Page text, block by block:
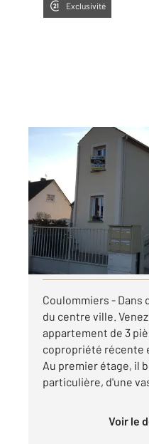
Exclusivité
COULOMMIERS 77
81,21 m
, 3 pièces
Ref : 25257
Appartement F3
890 €
par mois charges
Visiter le site dédié
Coulommiers - Dans
du centre ville.
appartement de 3
copropriété récente
Au premier étage, il
particulière, d'une
Voir le